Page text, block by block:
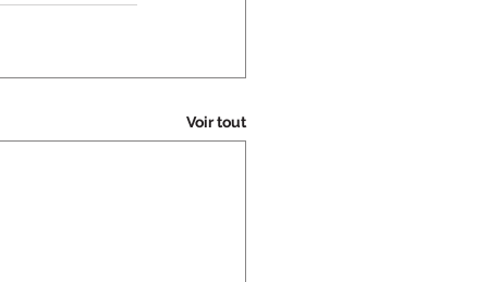
Voir tout